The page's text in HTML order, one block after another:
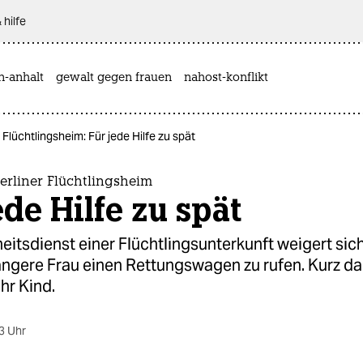
hilfe
anhalt gewalt gegen frauen nahost-konflikt
Für jede Hilfe zu spät
Flüchtlingsheim
Hilfe zu spät
einer Flüchtlingsunterkunft weigert
Frau einen Rettungswagen zu rufen. Kurz
Kind.
Uhr